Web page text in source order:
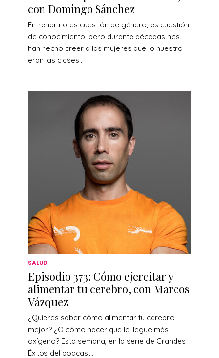
con Domingo Sánchez
Entrenar no es cuestión de género, es cuestión
de conocimiento, pero durante décadas nos
han hecho creer a las mujeres que lo nuestro
eran las clases...
SALUD
Episodio 373: Cómo ejercitar y
alimentar tu cerebro, con Marcos
Vázquez
¿Quieres saber cómo alimentar tu cerebro
mejor? ¿O cómo hacer que le llegue más
oxígeno? Esta semana, en la serie de Grandes
Éxitos del podcast...